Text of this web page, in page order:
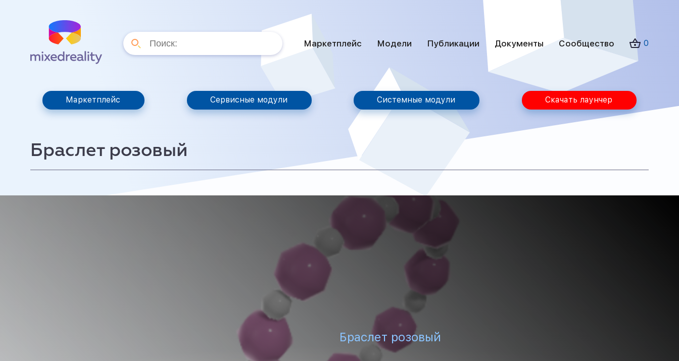
Маркетплейс Модели Публикации Документы Сообщество 0
Маркетплейс Сервисные модули Системные модули Скачать лаунчер
Браслет розовый
Браслет розовый